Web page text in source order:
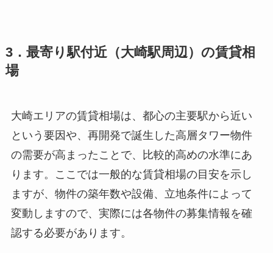
3．最寄り駅付近（大崎駅周辺）の賃貸相
場
大崎エリアの賃貸相場は、都心の主要駅から近い
という要因や、再開発で誕生した高層タワー物件
の需要が高まったことで、比較的高めの水準にあ
ります。ここでは一般的な賃貸相場の目安を示し
ますが、物件の築年数や設備、立地条件によって
変動しますので、実際には各物件の募集情報を確
認する必要があります。